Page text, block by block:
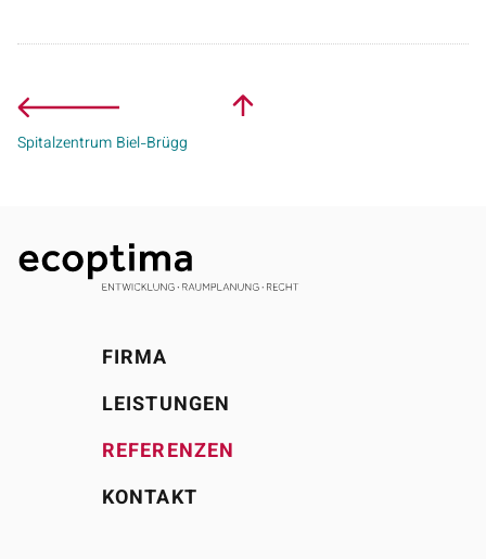
Spitalzentrum Biel-Brügg
FIRMA
LEISTUNGEN
REFERENZEN
KONTAKT